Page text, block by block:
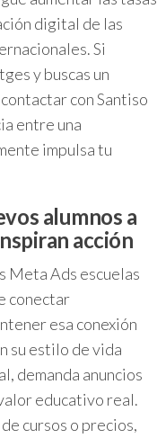
digital de las
Si
y buscas un
con Santiso
entre una
impulsa tu
alumnos a
acción
Meta Ads escuelas
conectar
esa conexión
su estilo de vida
demanda anuncios
educativo real.
cursos o precios,